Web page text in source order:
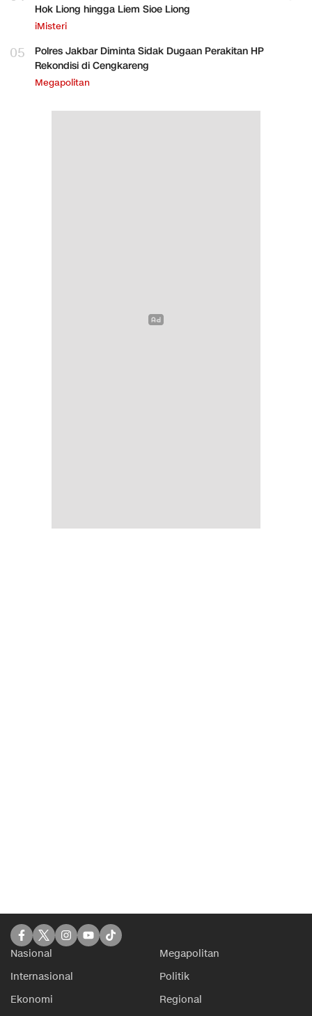
Hok Liong hingga Liem Sioe Liong
iMisteri
05
Polres Jakbar Diminta Sidak Dugaan Perakitan HP
Rekondisi di Cengkareng
Megapolitan
Nasional
Megapolitan
Internasional
Politik
Ekonomi
Regional